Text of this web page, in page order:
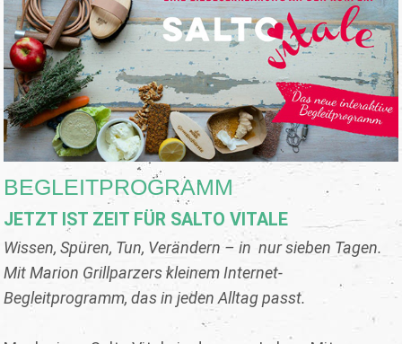
BEGLEITPROGRAMM
JETZT IST ZEIT FÜR SALTO VITALE
Wissen, Spüren, Tun, Verändern – in nur sieben Tagen.
Mit Marion Grillparzers kleinem Internet-
Begleitprogramm, das in jeden Alltag passt.